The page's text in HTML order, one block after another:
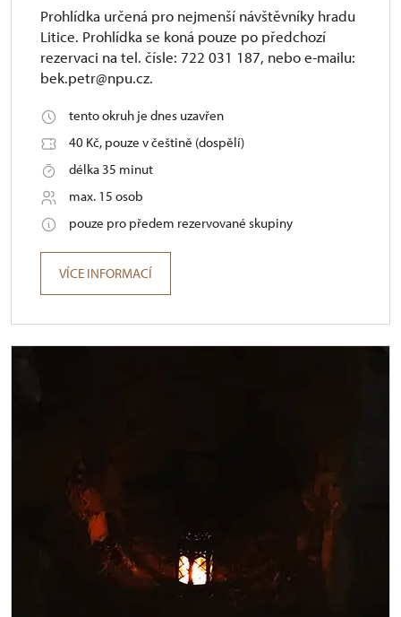
Prohlídka určená pro nejmenší návštěvníky hradu
Litice. Prohlídka se koná pouze po předchozí
rezervaci na tel. čísle: 722 031 187, nebo e-mailu:
bek.petr@npu.cz.
tento okruh je dnes uzavřen
40 Kč, pouze v češtině (dospělí)
délka 35 minut
max. 15 osob
pouze pro předem rezervované skupiny
VÍCE INFORMACÍ